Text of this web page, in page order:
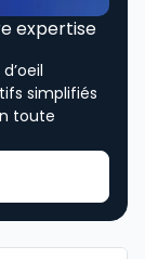
expertise
simplifiés
toute